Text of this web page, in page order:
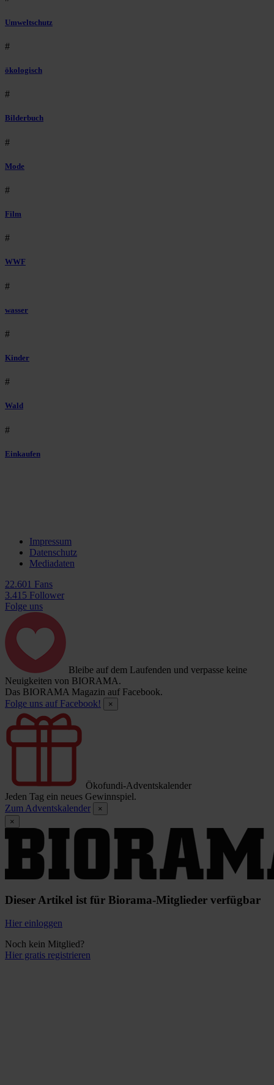
Umweltschutz
#
ökologisch
#
Bilderbuch
#
Mode
#
Film
#
WWF
#
wasser
#
Kinder
#
Wald
#
Einkaufen
Impressum
Datenschutz
Mediadaten
22.601 Fans
3.415 Follower
Folge uns
Bleibe auf dem Laufenden und verpasse keine
Neuigkeiten von BIORAMA.
Das BIORAMA Magazin auf Facebook.
Folge uns auf Facebook!
×
Ökofundi-Adventskalender
Jeden Tag ein neues Gewinnspiel.
Zum Adventskalender
×
×
Dieser Artikel ist für Biorama-Mitglieder verfügbar
Hier einloggen
Noch kein Mitglied?
Hier gratis registrieren